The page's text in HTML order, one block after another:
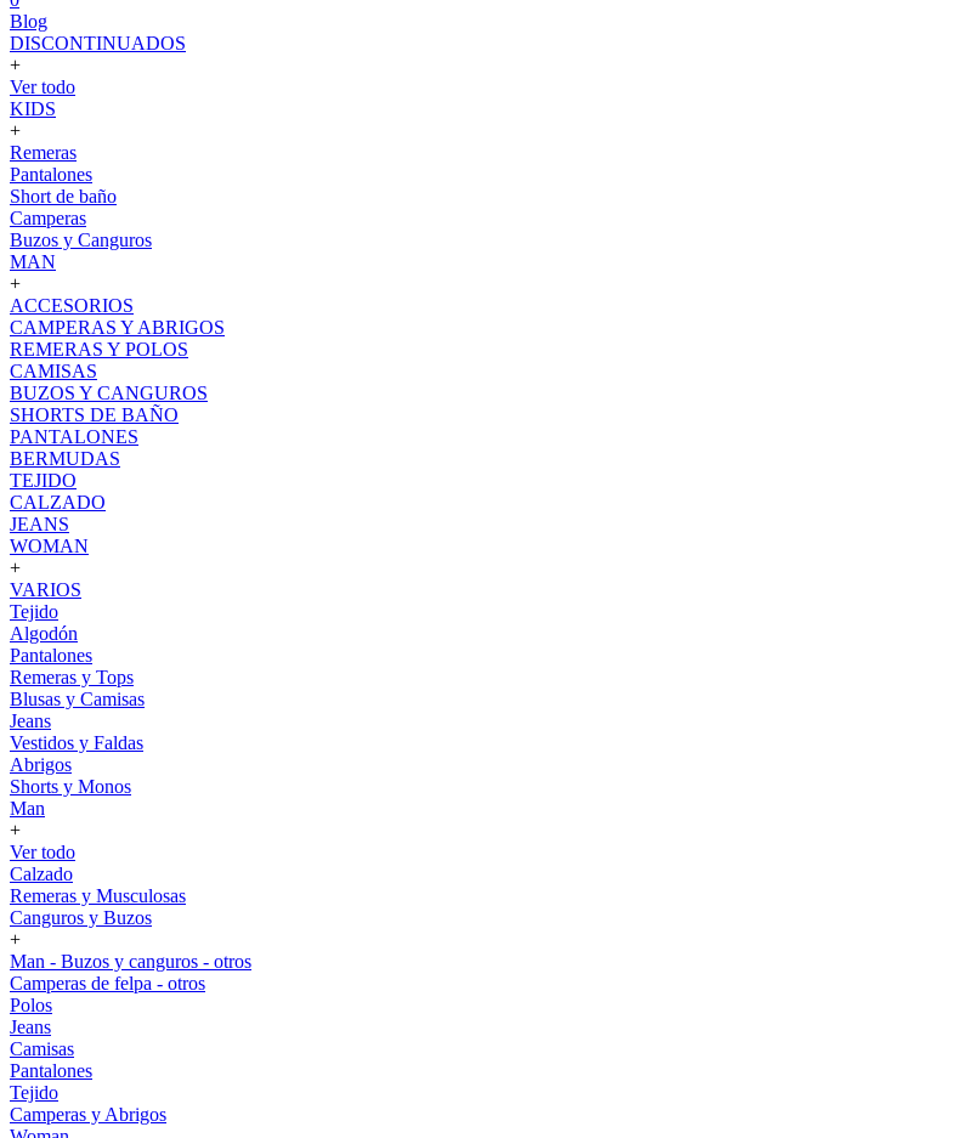
Blog
DISCONTINUADOS
+
Ver todo
KIDS
+
Remeras
Pantalones
Short de baño
Camperas
Buzos y Canguros
MAN
+
ACCESORIOS
CAMPERAS Y ABRIGOS
REMERAS Y POLOS
CAMISAS
BUZOS Y CANGUROS
SHORTS DE BAÑO
PANTALONES
BERMUDAS
TEJIDO
CALZADO
JEANS
WOMAN
+
VARIOS
Tejido
Algodón
Pantalones
Remeras y Tops
Blusas y Camisas
Jeans
Vestidos y Faldas
Abrigos
Shorts y Monos
Man
+
Ver todo
Calzado
Remeras y Musculosas
Canguros y Buzos
+
Man - Buzos y canguros - otros
Camperas de felpa - otros
Polos
Jeans
Camisas
Pantalones
Tejido
Camperas y Abrigos